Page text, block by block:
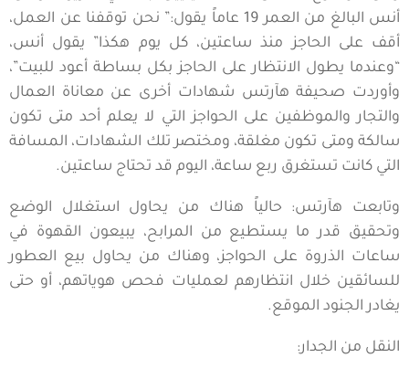
أنس البالغ من العمر 19 عاماً يقول:” نحن توقفنا عن العمل،
أقف على الحاجز منذ ساعتين، كل يوم هكذا” يقول أنس،
“وعندما يطول الانتظار على الحاجز بكل بساطة أعود للبيت”،
وأوردت صحيفة هآرتس شهادات أخرى عن معاناة العمال
والتجار والموظفين على الحواجز التي لا يعلم أحد متى تكون
سالكة ومتى تكون مغلقة، ومختصر تلك الشهادات، المسافة
التي كانت تستغرق ربع ساعة، اليوم قد تحتاج ساعتين.
وتابعت هآرتس: حالياً هناك من يحاول استغلال الوضع
وتحقيق قدر ما يستطيع من المرابح، يبيعون القهوة في
ساعات الذروة على الحواجز، وهناك من يحاول بيع العطور
للسائقين خلال انتظارهم لعمليات فحص هوياتهم، أو حتى
يغادر الجنود الموقع.
النقل من الجدار: